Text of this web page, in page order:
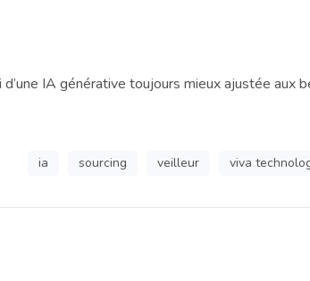
IA générative toujours mieux ajustée aux
ia sourcing veilleur viva